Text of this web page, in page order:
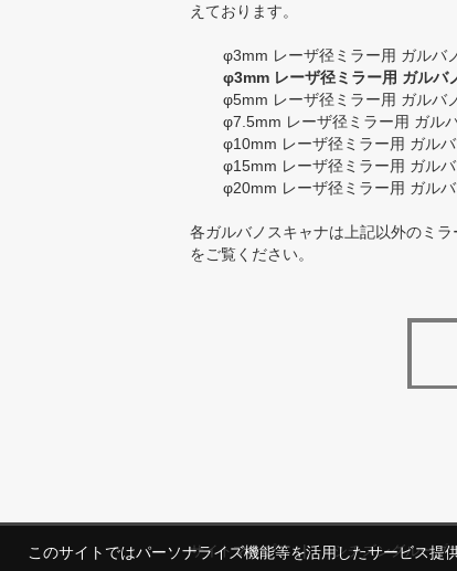
このサイトではパーソナライズ機能等を活用したサービス
えております。
φ3mm レーザ径ミラー用 ガルバ
φ3mm レーザ径ミラー用 ガルバ
φ5mm レーザ径ミラー用 ガルバ
φ7.5mm レーザ径ミラー用 ガル
φ10mm レーザ径ミラー用 ガル
φ15mm レーザ径ミラー用 ガル
φ20mm レーザ径ミラー用 ガル
各ガルバノスキャナは上記以外のミ
をご覧ください。
製品情報
サイトマップ | シチズングループ